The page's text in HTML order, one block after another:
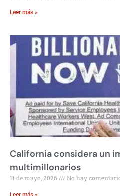
Leer más »
California considera un
multimillonarios
11 de mayo, 2026 No hay
Leer más »